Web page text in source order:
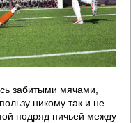
забитыми мячами,
никому так и не
подряд ничьей между